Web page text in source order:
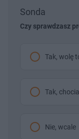
Sonda
Czy sprawdzasz
Tak, wolę
Tak,
Nie, wcale